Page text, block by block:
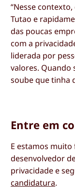
“Nesse
Tutao e
das poucas
com a
liderada por
valores. Quando
soube que tinha
Entre em
E estamos
desenvolvedor
privacidade e
candidatura.